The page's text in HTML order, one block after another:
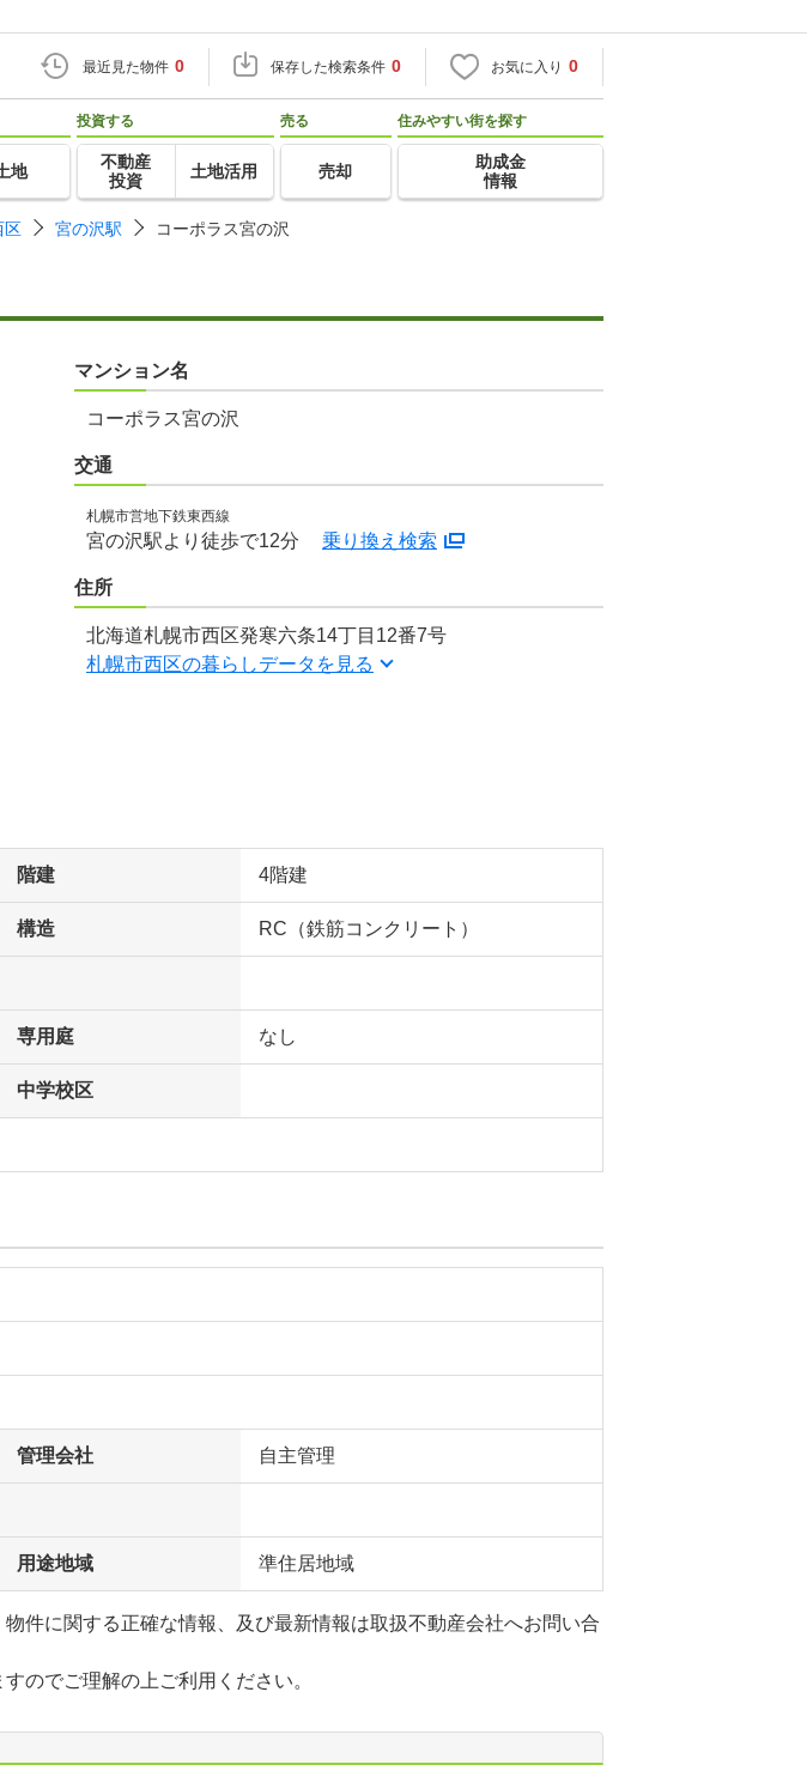
最近見た物件 0 保存した検索条件 0 お気に入り 0
地
投資する
不動産
投資
土地活用
売る
売却
住みやすい街を探す
助成金
情報
区 宮の沢駅 コーポラス宮の沢
マンション名
コーポラス宮の沢
交通
札幌市営地下鉄東西線
宮の沢駅より徒歩で12分 乗り換え検索
住所
北海道札幌市西区発寒六条14丁目12番7号
札幌市西区の暮らしデータを見る
階建 4階建
構造 RC（鉄筋コンクリート）
専用庭 なし
中学校区
管理会社 自主管理
用途地域 準住居地域
物件に関する正確な情報、及び最新情報は取扱不動産会社へお問い合
のでご理解の上ご利用ください。